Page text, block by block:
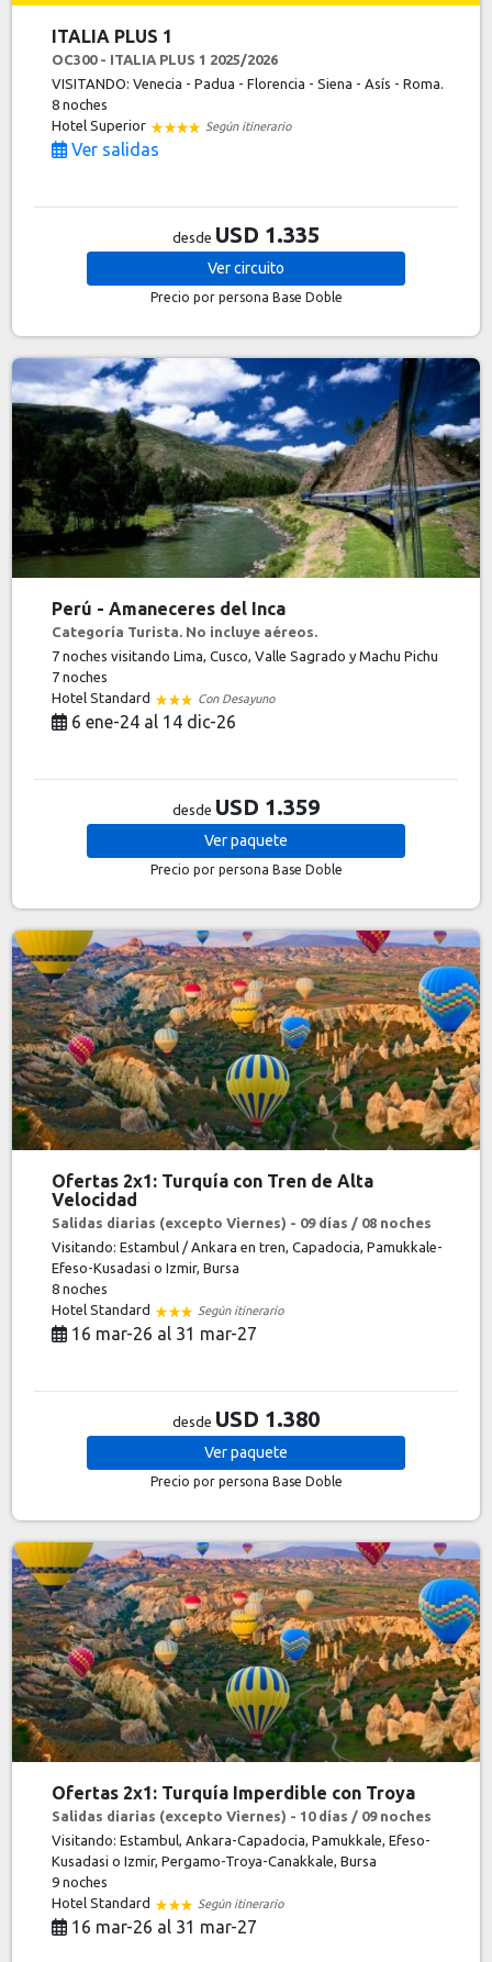
ITALIA PLUS 1
OC300 - ITALIA PLUS 1 2025/2026
VISITANDO: Venecia - Padua - Florencia - Siena - Asís - Roma.
8 noches
Hotel Superior
Según itinerario
Ver salidas
desde USD 1.335
Vercircuito
Precio por persona Base Doble
Perú - Amaneceres del Inca
Categoría Turista. No incluye aéreos.
7 noches visitando Lima, Cusco, Valle Sagrado y Machu Pichu
7 noches
Hotel Standard
Con Desayuno
6 ene-24 al 14 dic-26
desde USD 1.359
Verpaquete
Precio por persona Base Doble
Ofertas 2x1: Turquía con Tren de Alta
Velocidad
Salidas diarias (excepto Viernes) - 09 días / 08 noches
Visitando: Estambul / Ankara en tren, Capadocia, Pamukkale-
Efeso-Kusadasi o Izmir, Bursa
8 noches
Hotel Standard
Según itinerario
16 mar-26 al 31 mar-27
desde USD 1.380
Verpaquete
Precio por persona Base Doble
Ofertas 2x1: Turquía Imperdible con Troya
Salidas diarias (excepto Viernes) - 10 días / 09 noches
Visitando: Estambul, Ankara-Capadocia, Pamukkale, Efeso-
Kusadasi o Izmir, Pergamo-Troya-Canakkale, Bursa
9 noches
Hotel Standard
Según itinerario
16 mar-26 al 31 mar-27